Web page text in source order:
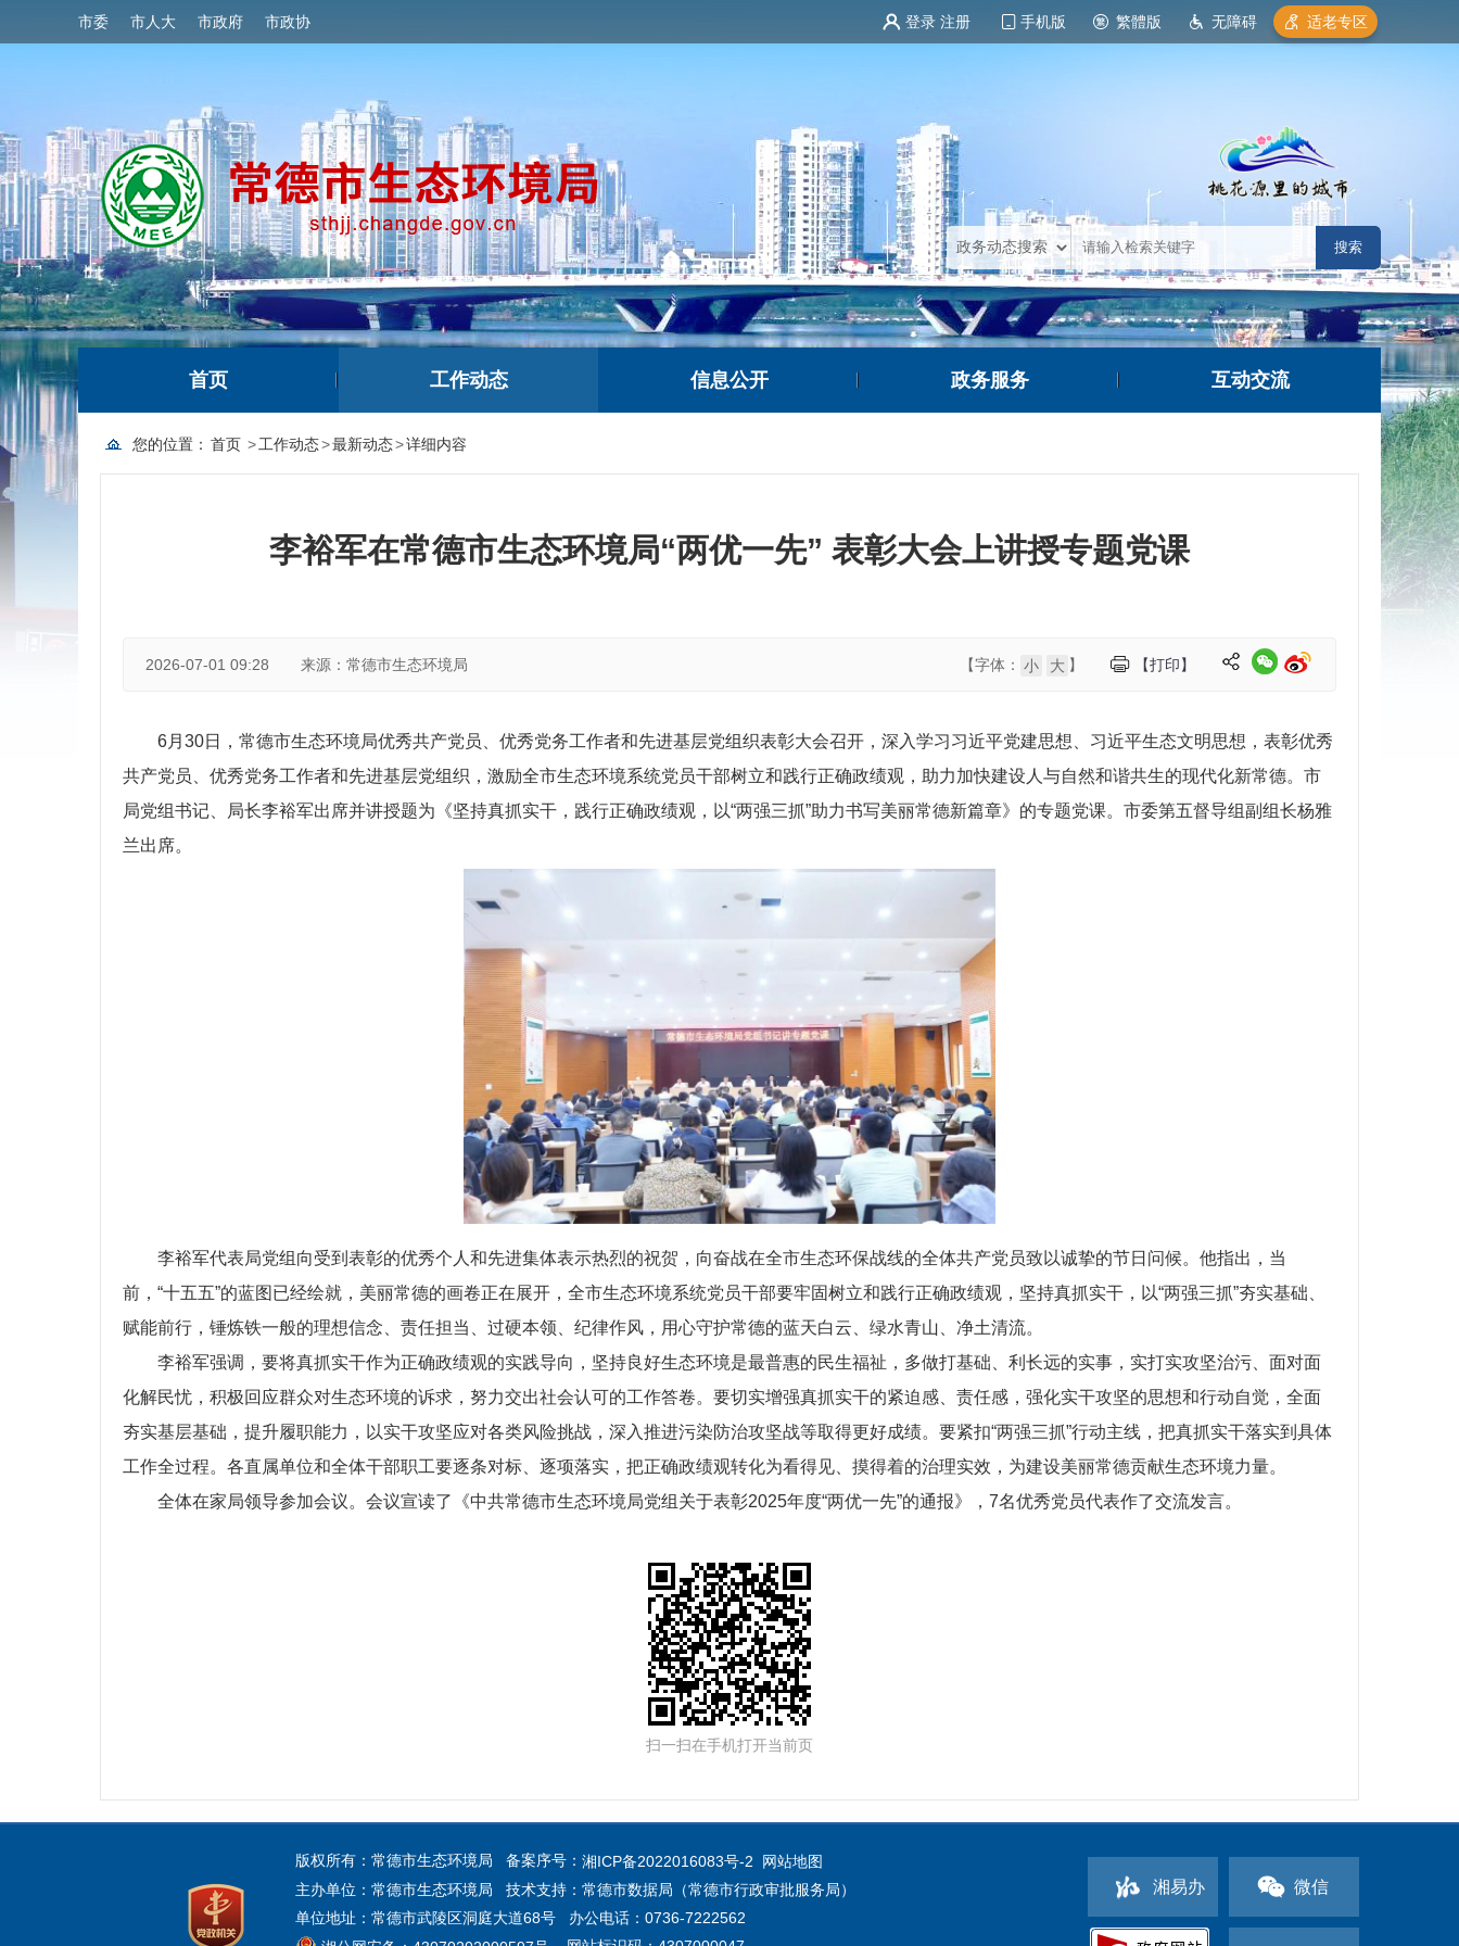
市委 市人大 市政府 市政协 登录 注册 手机版 繁體版 无障碍 适老专区
首页 工作动态 信息公开 政务服务 互动交流
您的位置： 首页 >工作动态>最新动态>详细内容
李裕军在常德市生态环境局“两优一先” 表彰大会上讲授专题党课
2026-07-01 09:28 来源：常德市生态环境局 【打印】
【字体： 小 大 】
6月30日，常德市生态环境局优秀共产党员、优秀党务工作者和先进基层党组织表彰大会召开，深入学习习近平党建思想、习近平生态文明思想，表彰优秀
共产党员、优秀党务工作者和先进基层党组织，激励全市生态环境系统党员干部树立和践行正确政绩观，助力加快建设人与自然和谐共生的现代化新常德。市
局党组书记、局长李裕军出席并讲授题为《坚持真抓实干，践行正确政绩观，以“两强三抓”助力书写美丽常德新篇章》的专题党课。市委第五督导组副组长杨雅
兰出席。
李裕军代表局党组向受到表彰的优秀个人和先进集体表示热烈的祝贺，向奋战在全市生态环保战线的全体共产党员致以诚挚的节日问候。他指出，当
前，“十五五”的蓝图已经绘就，美丽常德的画卷正在展开，全市生态环境系统党员干部要牢固树立和践行正确政绩观，坚持真抓实干，以“两强三抓”夯实基础、
赋能前行，锤炼铁一般的理想信念、责任担当、过硬本领、纪律作风，用心守护常德的蓝天白云、绿水青山、净土清流。
李裕军强调，要将真抓实干作为正确政绩观的实践导向，坚持良好生态环境是最普惠的民生福祉，多做打基础、利长远的实事，实打实攻坚治污、面对面
化解民忧，积极回应群众对生态环境的诉求，努力交出社会认可的工作答卷。要切实增强真抓实干的紧迫感、责任感，强化实干攻坚的思想和行动自觉，全面
夯实基层基础，提升履职能力，以实干攻坚应对各类风险挑战，深入推进污染防治攻坚战等取得更好成绩。要紧扣“两强三抓”行动主线，把真抓实干落实到具体
工作全过程。各直属单位和全体干部职工要逐条对标、逐项落实，把正确政绩观转化为看得见、摸得着的治理实效，为建设美丽常德贡献生态环境力量。
全体在家局领导参加会议。会议宣读了《中共常德市生态环境局党组关于表彰2025年度“两优一先”的通报》，7名优秀党员代表作了交流发言。
扫一扫在手机打开当前页
版权所有：常德市生态环境局 备案序号： 湘ICP备2022016083号-2
网站地图
主办单位：常德市生态环境局 技术支持：常德市数据局（常德市行政审批服务局）
单位地址：常德市武陵区洞庭大道68号 办公电话：0736-7222562
微信
湘易办